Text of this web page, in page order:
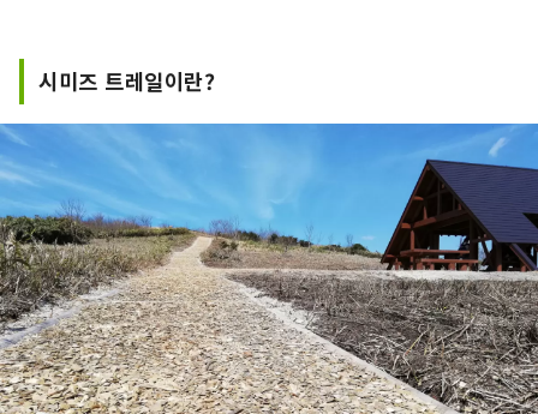
은 단맛, 향, 풍미 면에서 최고 품질을 자랑합니다.
백도, 머스캣 포도, 피오네 포도 등 제철 과일을 즐
겨보세요! 오카야마 에는 오카야마 성, 일본 3대 정
원 중 하나인 오카야마 고라쿠엔, 역사와 문화, 예술
을 자랑하는 구라시키 미관지구 등 세계적인 관광
지가 있습니다!
시미즈 트레일이란?